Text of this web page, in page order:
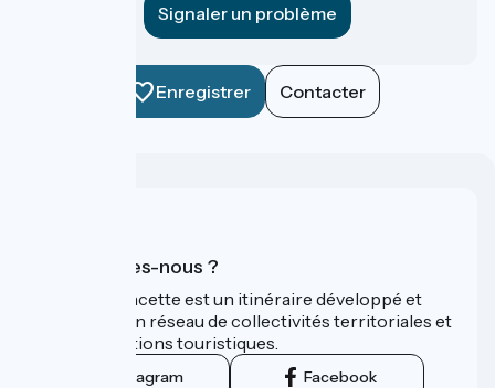
Signaler un problème
Enregistrer Contacter
Qui sommes-nous ?
La Vélo Francette est un itinéraire développé et
promu par un réseau de collectivités territoriales et
leurs institutions touristiques.
Instagram Facebook